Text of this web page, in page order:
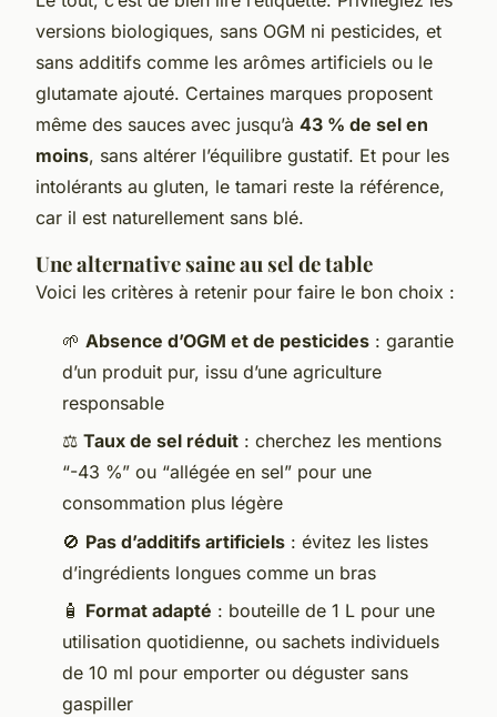
versions biologiques, sans OGM ni pesticides, et
sans additifs comme les arômes artificiels ou le
glutamate ajouté. Certaines marques proposent
même des sauces avec jusqu’à 43 % de sel en
moins, sans altérer l’équilibre gustatif. Et pour les
intolérants au gluten, le tamari reste la référence,
car il est naturellement sans blé.
Une alternative saine au sel de table
Voici les critères à retenir pour faire le bon choix :
🌱 Absence d’OGM et de pesticides : garantie
d’un produit pur, issu d’une agriculture
responsable
⚖️ Taux de sel réduit : cherchez les mentions
“-43 %” ou “allégée en sel” pour une
consommation plus légère
🚫 Pas d’additifs artificiels : évitez les listes
d’ingrédients longues comme un bras
🧴 Format adapté : bouteille de 1 L pour une
utilisation quotidienne, ou sachets individuels
de 10 ml pour emporter ou déguster sans
gaspiller